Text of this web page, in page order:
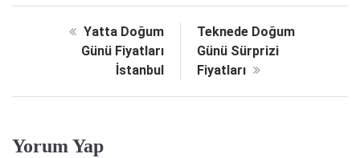
Yatta Doğum
Günü Fiyatları
İstanbul
Teknede Doğum
Günü Sürprizi
Fiyatları
Yorum Yap